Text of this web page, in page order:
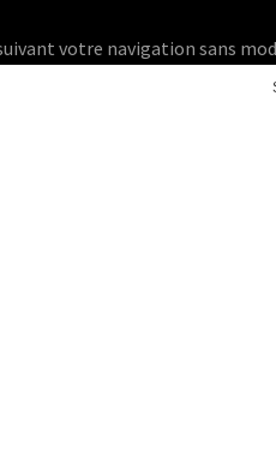
votre navigation sans